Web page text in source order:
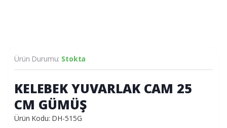
Ürün Durumu: Stokta
KELEBEK YUVARLAK CAM 25
CM GÜMÜŞ
Ürün Kodu: DH-515G